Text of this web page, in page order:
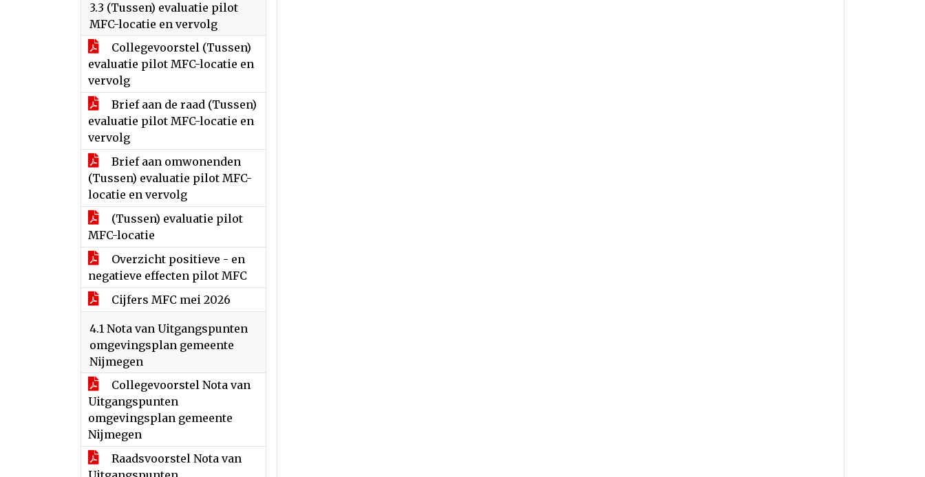
3.3 (Tussen) evaluatie pilot
MFC-locatie en vervolg
Collegevoorstel (Tussen)
evaluatie pilot MFC-locatie en
vervolg
Brief aan de raad (Tussen)
evaluatie pilot MFC-locatie en
vervolg
Brief aan omwonenden
(Tussen) evaluatie pilot MFC-
locatie en vervolg
(Tussen) evaluatie pilot
MFC-locatie
Overzicht positieve - en
negatieve effecten pilot MFC
Cijfers MFC mei 2026
4.1 Nota van Uitgangspunten
omgevingsplan gemeente
Nijmegen
Collegevoorstel Nota van
Uitgangspunten
omgevingsplan gemeente
Nijmegen
Raadsvoorstel Nota van